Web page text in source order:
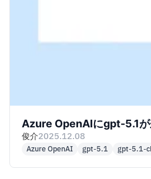
Azure OpenAIにgpt-5.1が
俊介2025.12.08
Azure OpenAI gpt-5.1 gpt-5.1-